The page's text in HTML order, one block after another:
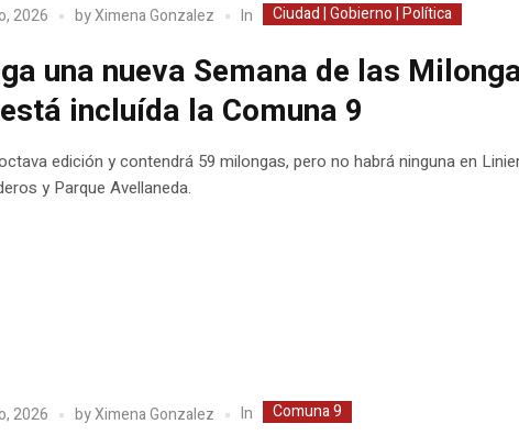
2026 byXimena Gonzalez In Ciudad | Gobierno | Política
una nueva Semana de las
incluída la Comuna 9
edición y contendrá 59 milongas, pero no habrá ninguna en
y Parque Avellaneda.
2026 byXimena Gonzalez In Comuna 9